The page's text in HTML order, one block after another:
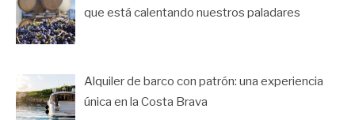
que está calentando nuestros paladares
Alquiler de barco con patrón: una experiencia
única en la Costa Brava